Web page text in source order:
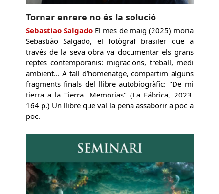
Tornar enrere no és la solució
Sebastiao SalgadoEl mes de maig (2025) moria
Sebastiâo Salgado, el fotògraf brasiler que a
través de la seva obra va documentar els grans
reptes contemporanis: migracions, treball, medi
ambient... A tall d’homenatge, compartim alguns
fragments finals del llibre autobiogràfic: "De mi
tierra a la Tierra. Memorias" (La Fábrica, 2023.
164 p.) Un llibre que val la pena assaborir a poc a
poc.